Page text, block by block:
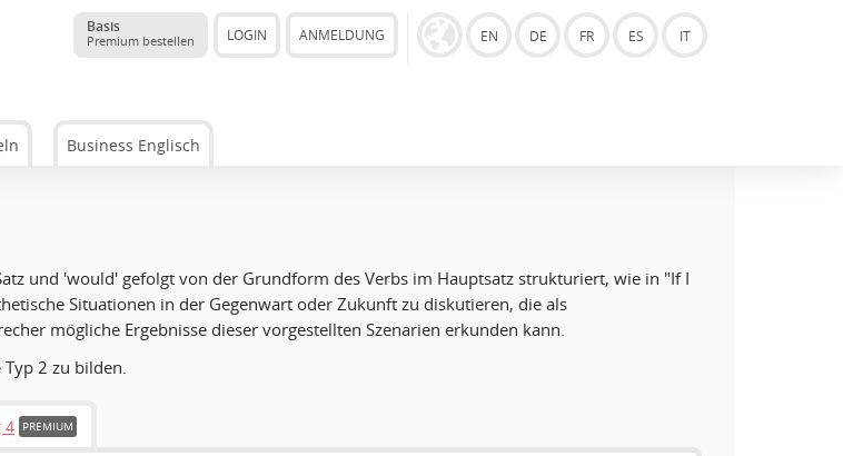
Basis
Premium bestellen LOGIN ANMELDUNG EN DE FR ES IT
Business Englisch
und 'would' gefolgt von der Grundform des Verbs im Hauptsatz strukturiert, wie in "If I
Situationen in der Gegenwart oder Zukunft zu diskutieren, die als
mögliche Ergebnisse dieser vorgestellten Szenarien erkunden kann.
2 zu bilden.
4 PREMIUM